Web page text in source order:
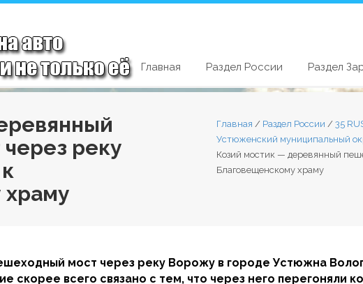
Главная Раздел России Раздел
реку
храму
Главная / Раздел России / 35
Устюженский муниципальный
Козий мостик — деревянный
Благовещенскому храму
мост через реку Ворожу в городе Устюжна
скорее всего связано с тем, что через него перегоняли